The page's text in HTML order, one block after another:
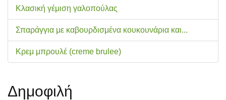
Κλασική γέμιση γαλοπούλας
Σπαράγγια με καβουρδισμένα κουκουνάρια και...
Κρεμ μπρουλέ (creme brulee)
Δημοφιλή